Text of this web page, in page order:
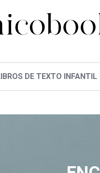
DE TEXTO INFANTIL